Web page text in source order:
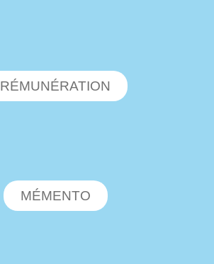
RÉMUNÉRATION
MÉMENTO